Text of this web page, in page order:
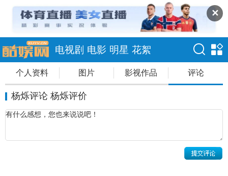
✕
电视剧 电影 明星 花絮
个人资料 图片 影视作品 评论
杨烁评论 杨烁评价